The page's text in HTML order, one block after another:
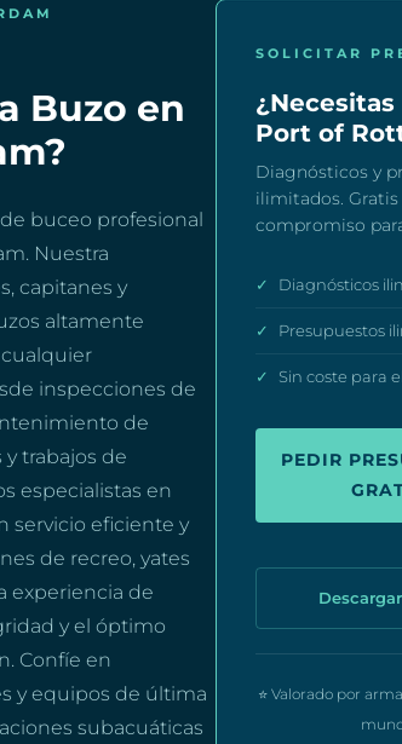
Buzo en
buceo profesional
Nuestra
capitanes y
altamente
inspecciones de
de
trabajos de
especialistas en
servicio eficiente y
de recreo, yates
experiencia de
y el óptimo
Confíe en
y equipos de última
subacuáticas
SOLICITAR
Port of
Diagnósticos y
ilimitados. Gratis
compromiso
✓ Diagnósticos
✓ Presupuestos
✓ Sin coste para
PEDIR
⭐ Valorado por